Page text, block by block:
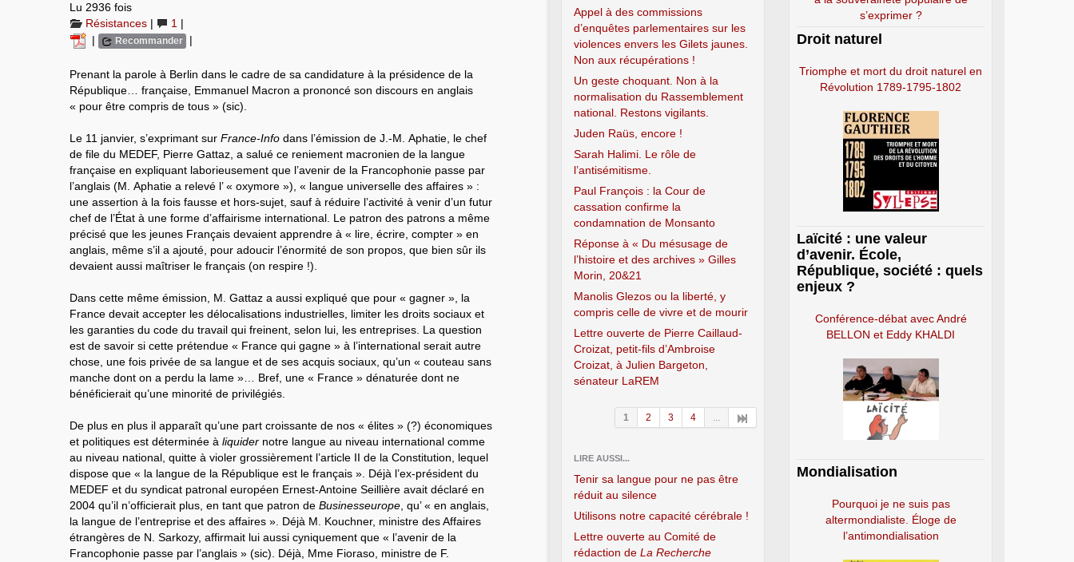
Lu 2936 fois
Résistances | 1 |
|
Recommander |
Prenant la parole à Berlin dans le cadre de sa candidature à la présidence de la
République… française, Emmanuel Macron a prononcé son discours en anglais
« pour être compris de tous » (sic).
Le 11 janvier, s’exprimant sur France-Info dans l’émission de J.-M. Aphatie, le chef
de file du MEDEF, Pierre Gattaz, a salué ce reniement macronien de la langue
française en expliquant laborieusement que l’avenir de la Francophonie passe par
l’anglais (M. Aphatie a relevé l’ « oxymore »), « langue universelle des affaires » :
une assertion à la fois fausse et hors-sujet, sauf à réduire l’activité à venir d’un futur
chef de l’État à une forme d’affairisme international. Le patron des patrons a même
précisé que les jeunes Français devaient apprendre à « lire, écrire, compter » en
anglais, même s’il a ajouté, pour adoucir l’énormité de son propos, que bien sûr ils
devaient aussi maîtriser le français (on respire !).
Dans cette même émission, M. Gattaz a aussi expliqué que pour « gagner », la
France devait accepter les délocalisations industrielles, limiter les droits sociaux et
les garanties du code du travail qui freinent, selon lui, les entreprises. La question
est de savoir si cette prétendue « France qui gagne » à l’international serait autre
chose, une fois privée de sa langue et de ses acquis sociaux, qu’un « couteau sans
manche dont on a perdu la lame »… Bref, une « France » dénaturée dont ne
bénéficierait qu’une minorité de privilégiés.
De plus en plus il apparaît qu’une part croissante de nos « élites » (?) économiques
et politiques est déterminée à liquider notre langue au niveau international comme
au niveau national, quitte à violer grossièrement l’article II de la Constitution, lequel
dispose que « la langue de la République est le français ». Déjà l’ex-président du
MEDEF et du syndicat patronal européen Ernest-Antoine Seillière avait déclaré en
2004 qu’il n’officierait plus, en tant que patron de Businesseurope , qu’ « en anglais,
la langue de l’entreprise et des affaires ». Déjà M. Kouchner, ministre des Affaires
étrangères de N. Sarkozy, affirmait lui aussi cyniquement que « l’avenir de la
Francophonie passe par l’anglais » (sic). Déjà, Mme Fioraso, ministre de F.
Appel à des commissions
d’enquêtes parlementaires sur les
violences envers les Gilets jaunes.
Non aux récupérations !
Un geste choquant. Non à la
normalisation du Rassemblement
national. Restons vigilants.
Juden Raüs, encore !
Sarah Halimi. Le rôle de
l’antisémitisme.
Paul François : la Cour de
cassation confirme la
condamnation de Monsanto
Réponse à « Du mésusage de
l’histoire et des archives » Gilles
Morin, 20&21
Manolis Glezos ou la liberté, y
compris celle de vivre et de mourir
Lettre ouverte de Pierre Caillaud-
Croizat, petit-fils d’Ambroise
Croizat, à Julien Bargeton,
sénateur LaREM
1 2 3 4 ...
LIRE AUSSI...
Tenir sa langue pour ne pas être
réduit au silence
Utilisons notre capacité cérébrale !
Lettre ouverte au Comité de
rédaction de La Recherche
s’exprimer ?
Droit naturel
Triomphe et mort du droit naturel en
Révolution 1789-1795-1802
Laïcité : une valeur
d’avenir. École,
République, société : quels
enjeux ?
Conférence-débat avec André
BELLON et Eddy KHALDI
Mondialisation
Pourquoi je ne suis pas
altermondialiste. Éloge de
l’antimondialisation